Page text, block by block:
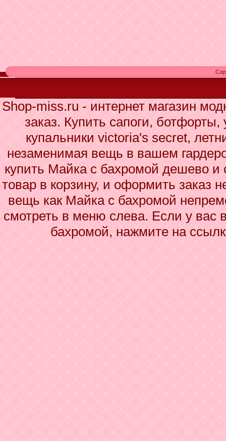
Shop-miss.ru - интернет магазин
заказ. Купить сапоги,
купальники victoria's secret,
незаменимая вещь в вашем
купить Майка с бахромой дешево и
товар в корзину, и оформить заказ
вещь как Майка с бахромой
смотреть в меню слева. Если у вас
бахромой, нажмите на